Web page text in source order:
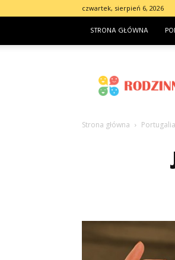
czwartek, sierpień 6, 2026
STRONA GŁÓWNA
wakacje.pl
Strona główna Portugalia